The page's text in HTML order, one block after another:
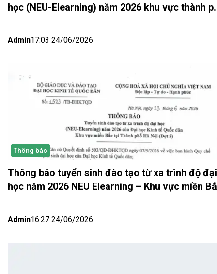
học (NEU-Elearning) năm 2026 khu vực thành
Admin17:03 24/06/2026
Thông báo
Thông báo tuyển sinh đào tạo từ xa trình độ đại
học năm 2026 NEU Elearning – Khu vực miền
Admin16:27 24/06/2026